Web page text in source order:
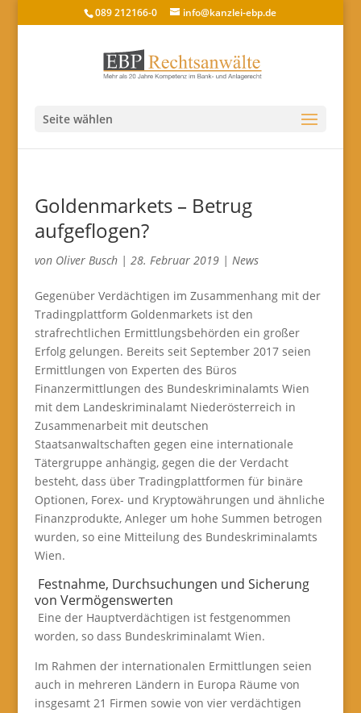
089 212166-0 info@kanzlei-ebp.de
Seite wählen
Goldenmarkets – Betrug
aufgeflogen?
von Oliver Busch| 28. Februar 2019| News
Gegenüber Verdächtigen im Zusammenhang mit der
Tradingplattform Goldenmarkets ist den
strafrechtlichen Ermittlungsbehörden ein großer
Erfolg gelungen. Bereits seit September 2017 seien
Ermittlungen von Experten des Büros
Finanzermittlungen des Bundeskriminalamts Wien
mit dem Landeskriminalamt Niederösterreich in
Zusammenarbeit mit deutschen
Staatsanwaltschaften gegen eine internationale
Tätergruppe anhängig, gegen die der Verdacht
besteht, dass über Tradingplattformen für binäre
Optionen, Forex- und Kryptowährungen und ähnliche
Finanzprodukte, Anleger um hohe Summen betrogen
wurden, so eine Mitteilung des Bundeskriminalamts
Wien.
Festnahme, Durchsuchungen und Sicherung
von Vermögenswerten
Eine der Hauptverdächtigen ist festgenommen
worden, so dass Bundeskriminalamt Wien.
Im Rahmen der internationalen Ermittlungen seien
auch in mehreren Ländern in Europa Räume von
insgesamt 21 Firmen sowie von vier verdächtigen